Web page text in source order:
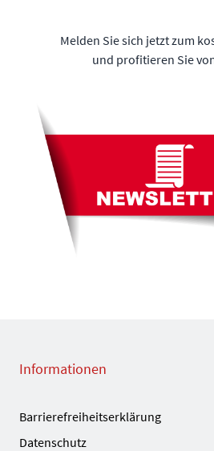
Melden Sie sich jetzt zum
und profitieren Sie
Informationen
Barrierefreiheitserklärung
Datenschutz